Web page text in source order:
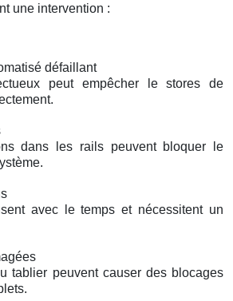
une intervention :
défaillant
peut empêcher le stores de
dans les rails peuvent bloquer le
avec le temps et nécessitent un
tablier peuvent causer des blocages